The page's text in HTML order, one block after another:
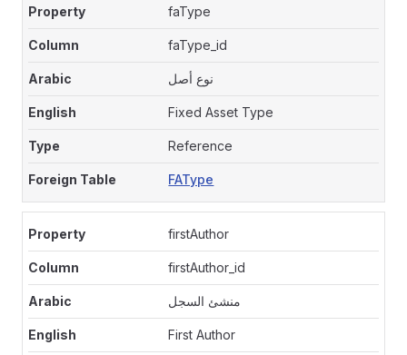
faType
faType_id
نوع أصل
Fixed Asset Type
Reference
FAType
firstAuthor
firstAuthor_id
منشئ السجل
First Author